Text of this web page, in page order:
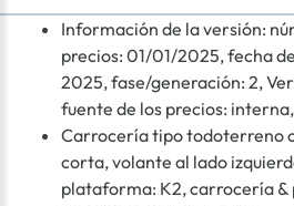
Información de la versión:
precios: 01/01/2025, fecha
2025, fase/generación: 2,
fuente de los precios:
Carrocería tipo todoterreno
corta, volante al lado
plataforma: K2, carrocería &